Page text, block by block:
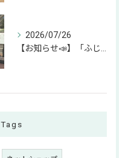
2026/07/26
【お知らせ📣】「ふじみん推し活スタンプラリー」参加中です！✨
Tags